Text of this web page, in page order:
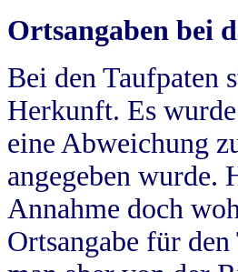
Ortsangaben bei
Bei den Taufpaten
Herkunft. Es
eine Abweichung
angegeben wurde.
Annahme doch
Ortsangabe für